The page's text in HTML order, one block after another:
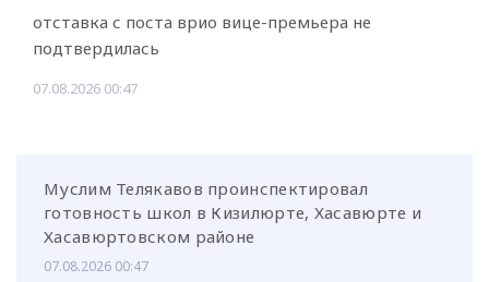
отставка с поста врио вице-премьера не
подтвердилась
07.08.2026 00:47
Муслим Телякавов проинспектировал
готовность школ в Кизилюрте, Хасавюрте и
Хасавюртовском районе
07.08.2026 00:47